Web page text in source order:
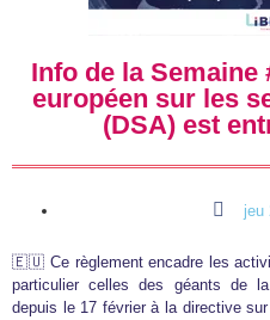
Info de la Semaine
européen sur les
(DSA) est
jeu
🇪🇺 Ce règlement encadre les
particulier celles des géants de
depuis le 17 février à la directive